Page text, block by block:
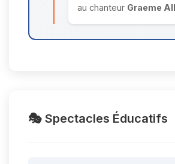
au chanteur Graeme
🎭 Spectacles Éducatifs